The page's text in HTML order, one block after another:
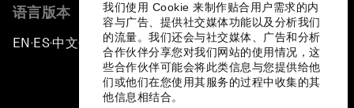
我们使用 Cookie 来制作贴合用户需求的内
容与广告、提供社交媒体功能以及分析我们
的流量。我们还会与社交媒体、广告和分析
合作伙伴分享您对我们网站的使用情况，这
些合作伙伴可能会将此类信息与您提供给他
们或他们在您使用其服务的过程中收集的其
他信息相结合。
语言版本
EN ▪ES▪中文▪ 日本語